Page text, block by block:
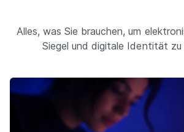
Alles, was Sie brauchen, um
Siegel und digitale Identität zu